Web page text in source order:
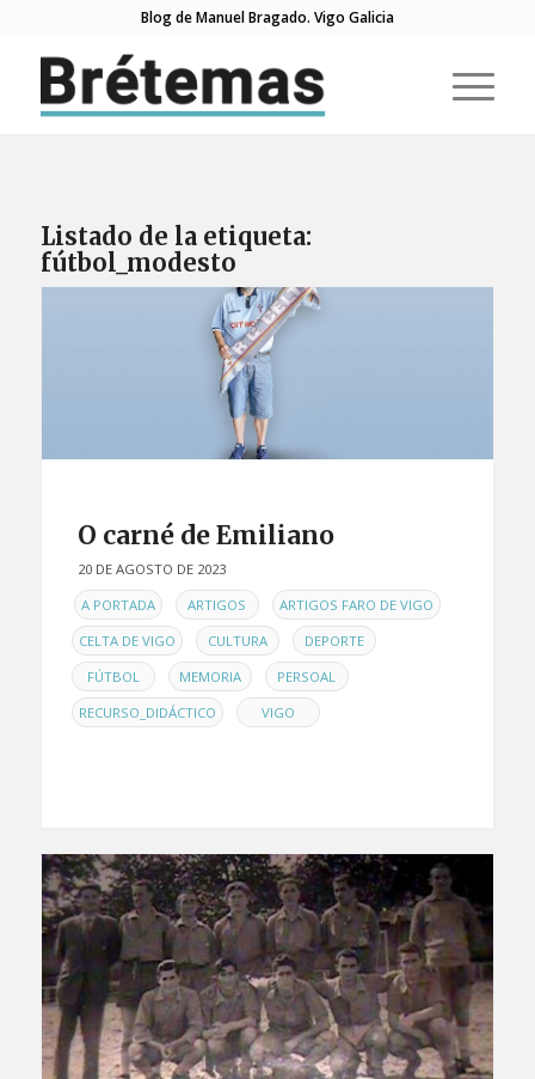
Blog de Manuel Bragado. Vigo Galicia
Listado de la etiqueta:
fútbol_modesto
O carné de Emiliano
20 DE AGOSTO DE 2023
ENA PORTADA , ARTIGOS , ARTIGOS FARO DE VIGO ,
CELTA DE VIGO , CULTURA , DEPORTE ,
FÚTBOL , MEMORIA , PERSOAL ,
RECURSO_DIDÁCTICO , VIGO